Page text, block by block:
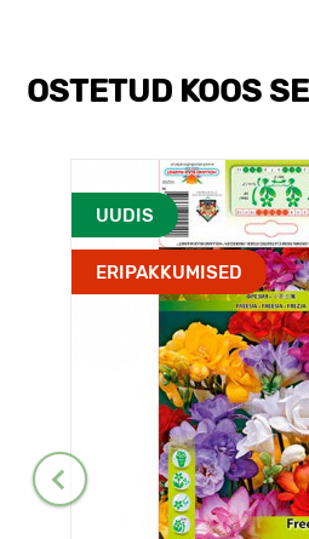
OSTETUD KOOS
UUDIS
ERIPAKKUMISED